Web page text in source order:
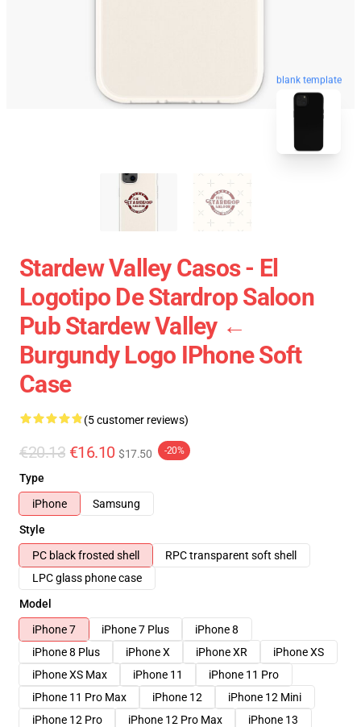
blank template
Stardew Valley Casos - El
Logotipo De Stardrop Saloon
Pub Stardew Valley ←
Burgundy Logo IPhone Soft
Case
(5 customer reviews)
€20.13 €16.10 $17.50 -20%
Type
iPhone
Samsung
Style
PC black frosted shell
RPC transparent soft shell
LPC glass phone case
Model
iPhone 7
iPhone 7 Plus
iPhone 8
iPhone 8 Plus
iPhone X iPhone XR
iPhone XS
iPhone XS Max
iPhone 11
iPhone 11 Pro
iPhone 11 Pro Max
iPhone 12
iPhone 12 Mini
iPhone 12 Pro
iPhone 12 Pro Max
iPhone 13